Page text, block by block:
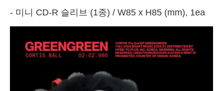
- 미니 CD-R 슬리브 (1종) / W85 x H85 (mm), 1ea